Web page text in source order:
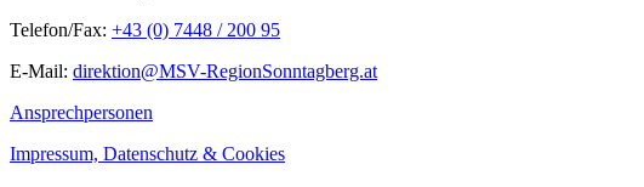
Telefon/Fax: +43 (0) 7448 / 200 95
E-Mail: direktion@MSV-RegionSonntagberg.at
Ansprechpersonen
Impressum, Datenschutz & Cookies